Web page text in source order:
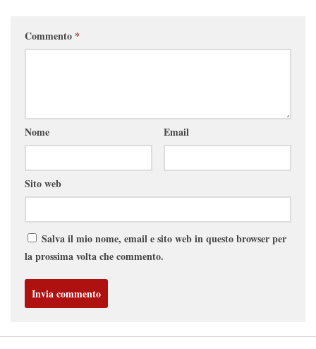
Commento *
Nome Email
Sito web
Salva il mio nome, email e sito web in questo browser per
la prossima volta che commento.